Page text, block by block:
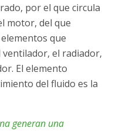
por el que circula
motor, del que
que
el radiador,
El elemento
del fluido es la
generan una